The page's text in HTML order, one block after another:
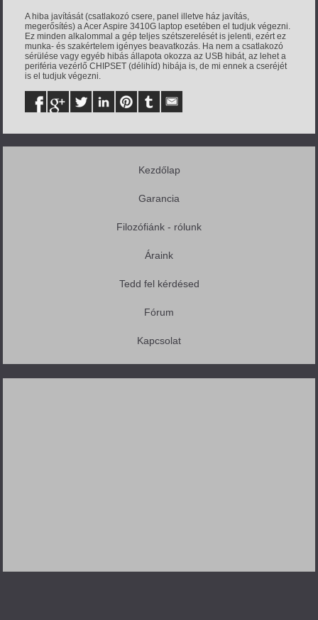
A hiba javítását (csatlakozó csere, panel illetve ház javítás,
megerősítés) a Acer Aspire 3410G laptop esetében el tudjuk végezni.
Ez minden alkalommal a gép teljes szétszerelését is jelenti, ezért ez
munka- és szakértelem igényes beavatkozás. Ha nem a csatlakozó
sérülése vagy egyéb hibás állapota okozza az USB hibát, az lehet a
periféria vezérlő CHIPSET (délihíd) hibája is, de mi ennek a cseréjét
is el tudjuk végezni.
Kezdőlap
Garancia
Filozófiánk - rólunk
Áraink
Tedd fel kérdésed
Fórum
Kapcsolat